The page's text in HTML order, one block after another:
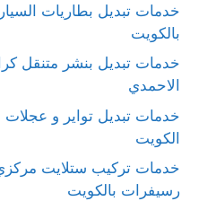
خدمات تبديل بطاريات
بالكويت
خدمات تبديل بنشر متنقل
الاحمدي
خدمات تبديل تواير و
الكويت
خدمات تركيب ستلايت
رسيفرات بالكويت